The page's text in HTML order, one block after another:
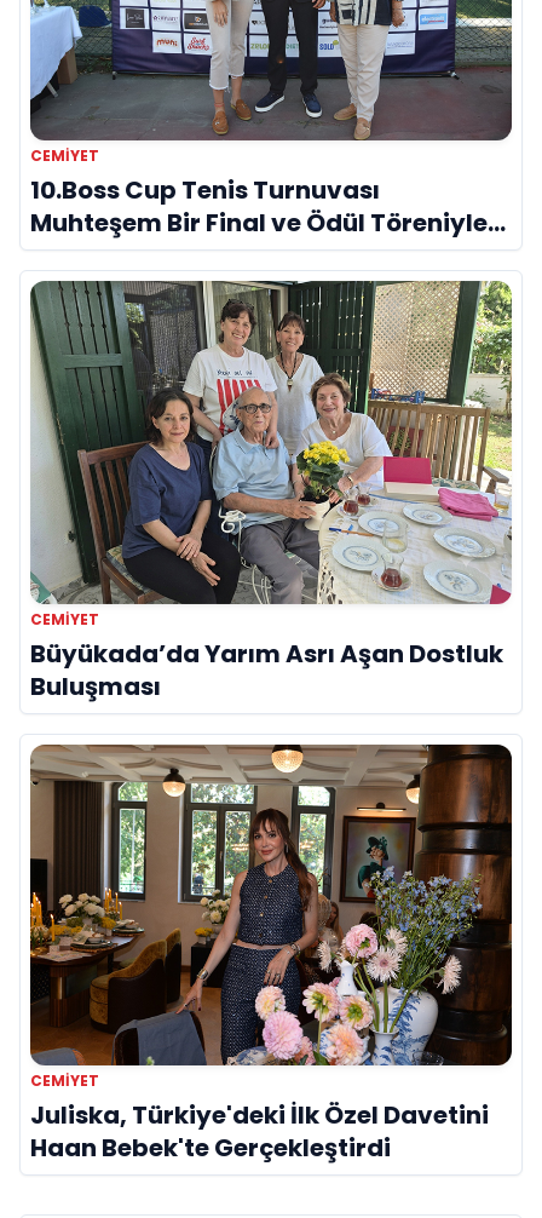
CEMIYET
10.Boss Cup Tenis Turnuvası
Muhteşem Bir Final ve Ödül Töreniyle
Sona Erdi
CEMIYET
Büyükada’da Yarım Asrı Aşan Dostluk
Buluşması
CEMIYET
Juliska, Türkiye'deki İlk Özel Davetini
Haan Bebek'te Gerçekleştirdi